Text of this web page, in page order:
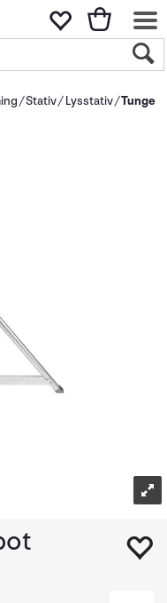
Stativ Lysstativ Tunge